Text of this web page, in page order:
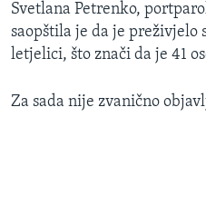
Svetlana Petrenko,
saopštila je da je preživjelo
letjelici, što znači da je 41
Za sada nije zvanično